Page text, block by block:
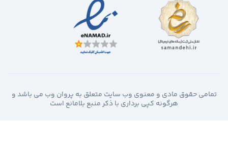
تمامی حقوق مادی و معنوی وب سایت متعلق به پروان وب می باشد و
هرگونه کپی برداری با ذکر منبع بلامانع است